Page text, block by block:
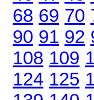
68 69 70
90 91 92
108 109
124 125